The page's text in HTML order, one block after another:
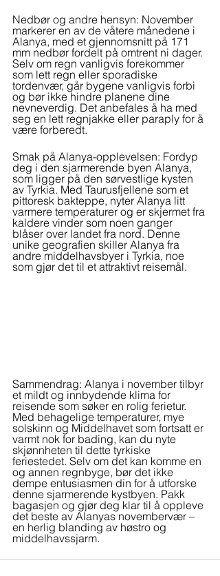
Nedbør og andre hensyn: November
markerer en av de våtere månedene i
Alanya, med et gjennomsnitt på 171
mm nedbør fordelt på omtrent ni dager.
Selv om regn vanligvis forekommer
som lett regn eller sporadiske
tordenvær, går bygene vanligvis forbi
og bør ikke hindre planene dine
nevneverdig. Det anbefales å ha med
seg en lett regnjakke eller paraply for å
være forberedt.
Smak på Alanya-opplevelsen: Fordyp
deg i den sjarmerende byen Alanya,
som ligger på den sørvestlige kysten
av Tyrkia. Med Taurusfjellene som et
pittoresk bakteppe, nyter Alanya litt
varmere temperaturer og er skjermet fra
kaldere vinder som noen ganger
blåser over landet fra nord. Denne
unike geografien skiller Alanya fra
andre middelhavsbyer i Tyrkia, noe
som gjør det til et attraktivt reisemål.
Sammendrag: Alanya i november tilbyr
et mildt og innbydende klima for
reisende som søker en rolig ferietur.
Med behagelige temperaturer, mye
solskinn og Middelhavet som fortsatt er
varmt nok for bading, kan du nyte
skjønnheten til dette tyrkiske
feriestedet. Selv om det kan komme en
og annen regnbyge, bør det ikke
dempe entusiasmen din for å utforske
denne sjarmerende kystbyen. Pakk
bagasjen og gjør deg klar til å oppleve
det beste av Alanyas novembervær –
en herlig blanding av høstro og
middelhavssjarm.